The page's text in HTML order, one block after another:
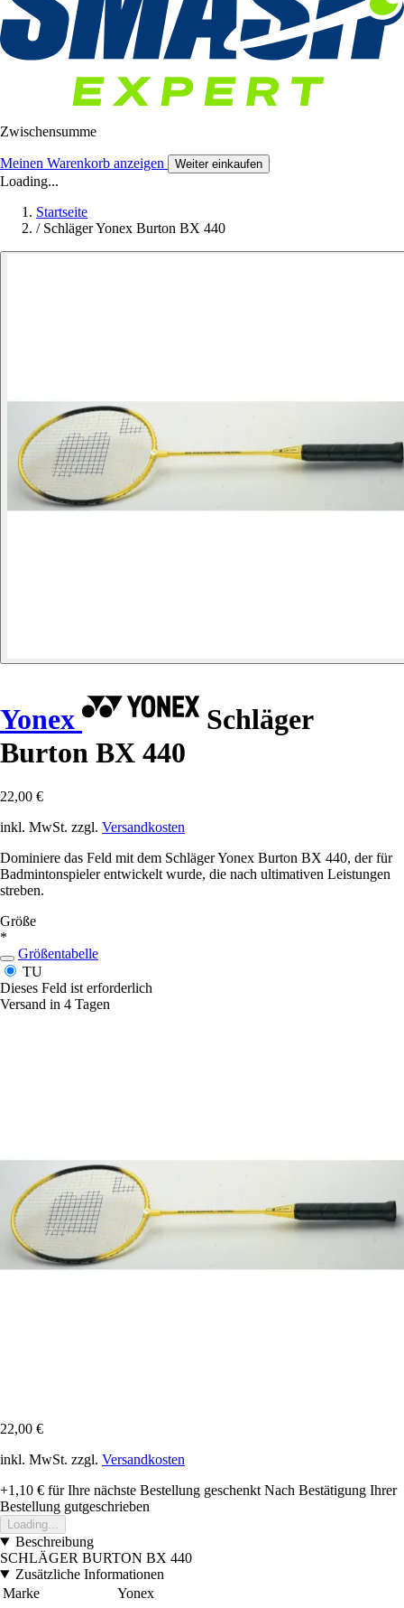
Zwischensumme
Meinen Warenkorb anzeigen Weiter einkaufen
Loading...
Startseite
/ Schläger Yonex Burton BX 440
Yonex
Schläger
Burton BX 440
22,00 €
inkl. MwSt. zzgl. Versandkosten
Dominiere das Feld mit dem Schläger Yonex Burton BX 440, der für
Badmintonspieler entwickelt wurde, die nach ultimativen Leistungen
streben.
Größe
*
Größentabelle
TU
Dieses Feld ist erforderlich
Versand in 4 Tagen
22,00 €
inkl. MwSt. zzgl. Versandkosten
+1,10 € für Ihre nächste Bestellung geschenkt Nach Bestätigung Ihrer
Bestellung gutgeschrieben
Loading...
Beschreibung
SCHLÄGER BURTON BX 440
Zusätzliche Informationen
Marke
Yonex